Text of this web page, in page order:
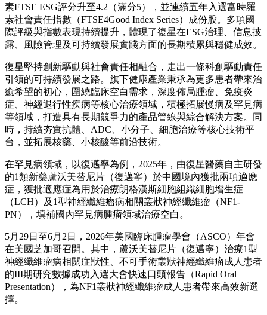
素FTSE ESG評分升至4.2（滿分5），並連續五年入選富時羅
素社會責任指數（FTSE4Good Index Series）成份股。多項國
際評級與指數表現持續提升，體現了復星在ESG治理、信息披
露、風險管理及可持續發展實踐方面的長期積累與穩健成效。
復星堅持創新驅動與社會責任相融合，走出一條科創驅動責任
引領的可持續發展之路。旗下健康產業秉承為更多患者帶來治
癒希望的初心，圍繞臨床空白需求，深度佈局腫瘤、免疫炎
症、神經退行性疾病等核心治療領域，積極拓展慢病及罕見病
等領域，打造具有長期競爭力的產品管線與綜合解決方案。同
時，持續夯實抗體、ADC、小分子、細胞治療等核心技術平
台，並拓展核藥、小核酸等前沿技術。
在罕見病領域，以復邁寧為例，2025年，由復星醫藥自主研發
的1類新藥蘆沃美替尼片（復邁寧）於中國境內獲批兩項適應
症，獲批適應症為用於治療朗格漢斯細胞組織細胞增生症
（LCH）及1型神經纖維瘤病相關叢狀神經纖維瘤（NF1-
PN），填補國內罕見病腫瘤領域治療空白。
5月29日至6月2日，2026年美國臨床腫瘤學會（ASCO）年會
在美國芝加哥召開。其中，蘆沃美替尼片（復邁寧）治療1型
神經纖維瘤病相關症狀性、不可手術叢狀神經纖維瘤成人患者
的III期研究數據成功入選大會快速口頭報告（Rapid Oral
Presentation），為NF1叢狀神經纖維瘤成人患者帶來高效新選
擇。